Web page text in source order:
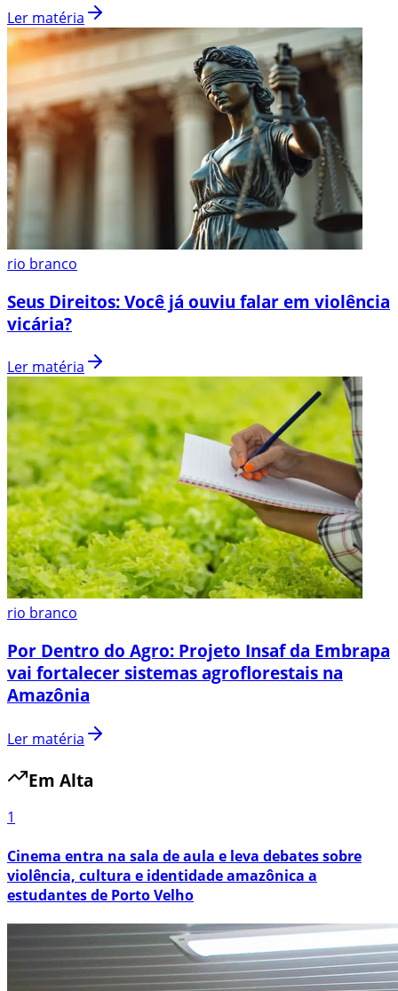
Ler matéria
rio branco
Seus Direitos: Você já ouviu falar em violência
vicária?
Ler matéria
rio branco
Por Dentro do Agro: Projeto Insaf da Embrapa
vai fortalecer sistemas agroflorestais na
Amazônia
Ler matéria
Em Alta
1
Cinema entra na sala de aula e leva debates sobre
violência, cultura e identidade amazônica a
estudantes de Porto Velho